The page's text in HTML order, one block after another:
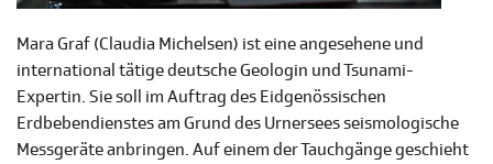
Mara Graf (Claudia Michelsen) ist eine angesehene und
international tätige deutsche Geologin und Tsunami-
Expertin. Sie soll im Auftrag des Eidgenössischen
Erdbebendienstes am Grund des Urnersees seismologische
Messgeräte anbringen. Auf einem der Tauchgänge geschieht